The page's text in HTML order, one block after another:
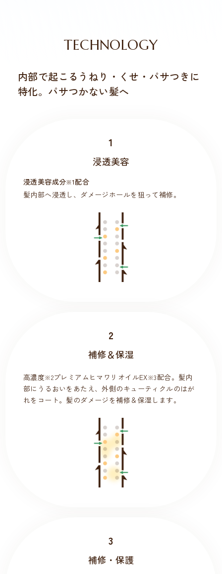
TECHNOLOGY
内部で起こるうねり・くせ・パサつきに
特化。 パサつかない髪へ
1
浸透美容
浸透美容成分※1配合
髪内部へ浸透し、ダメージホールを狙って補修。
2
補修＆保湿
高濃度※2プレミアムヒマワリオイルEX※3配合。髪内
部にうるおいをあたえ、外側のキューティクルのはが
れをコート。髪のダメージを補修＆保湿します。
3
補修・保護